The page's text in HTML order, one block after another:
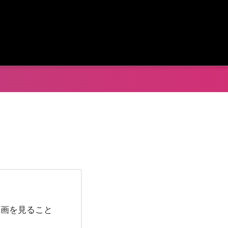
を見ること